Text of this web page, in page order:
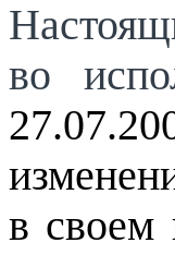
во
в своем